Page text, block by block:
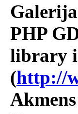
Galerija
PHP
library
(http://